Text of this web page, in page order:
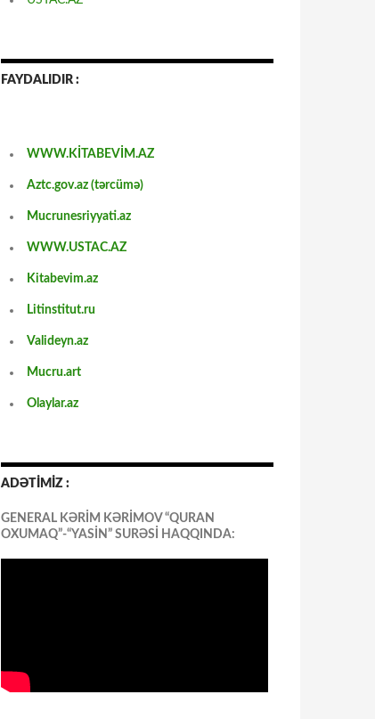
FAYDALIDIR :
WWW.KİTABEVİM.AZ
Aztc.gov.az (tərcümə)
Mucrunesriyyati.az
WWW.USTAC.AZ
Kitabevim.az
Litinstitut.ru
Valideyn.az
Mucru.art
Olaylar.az
ADƏTİMİZ :
GENERAL KƏRİM KƏRİMOV “QURAN
OXUMAQ”-“YASİN” SURƏSİ HAQQINDA: